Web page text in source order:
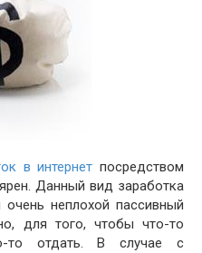
в интернет посредством
Данный вид заработка
неплохой пассивный
для того, чтобы что-то
то отдать. В случае с